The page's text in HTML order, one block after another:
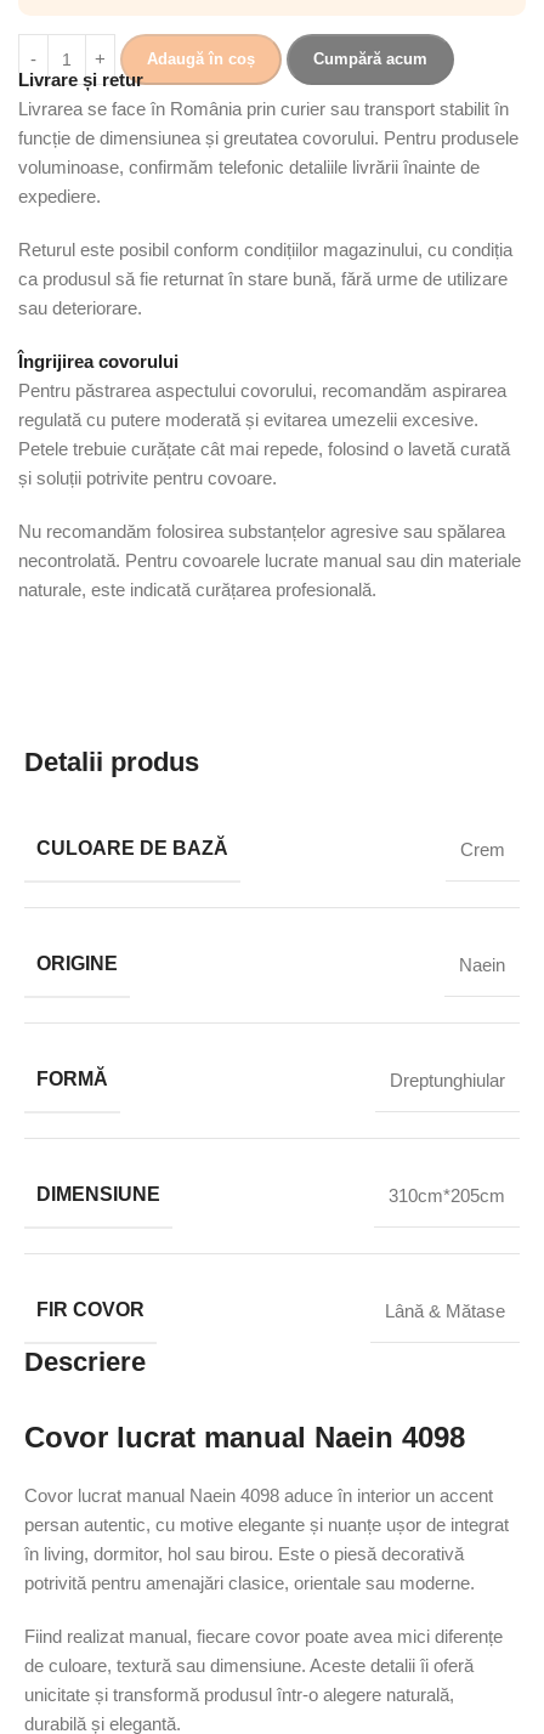
Adaugă în coș Cumpără acum
Livrare și retur
Livrarea se face în România prin curier sau transport stabilit în
funcție de dimensiunea și greutatea covorului. Pentru produsele
voluminoase, confirmăm telefonic detaliile livrării înainte de
expediere.
Returul este posibil conform condițiilor magazinului, cu condiția
ca produsul să fie returnat în stare bună, fără urme de utilizare
sau deteriorare.
Îngrijirea covorului
Pentru păstrarea aspectului covorului, recomandăm aspirarea
regulată cu putere moderată și evitarea umezelii excesive.
Petele trebuie curățate cât mai repede, folosind o lavetă curată
și soluții potrivite pentru covoare.
Nu recomandăm folosirea substanțelor agresive sau spălarea
necontrolată. Pentru covoarele lucrate manual sau din materiale
naturale, este indicată curățarea profesională.
Detalii produs
CULOARE DE BAZĂ Crem
ORIGINE Naein
FORMĂ Dreptunghiular
DIMENSIUNE 310cm*205cm
FIR COVOR Lână & Mătase
Descriere
Covor lucrat manual Naein 4098
Covor lucrat manual Naein 4098 aduce în interior un accent
persan autentic, cu motive elegante și nuanțe ușor de integrat
în living, dormitor, hol sau birou. Este o piesă decorativă
potrivită pentru amenajări clasice, orientale sau moderne.
Fiind realizat manual, fiecare covor poate avea mici diferențe
de culoare, textură sau dimensiune. Aceste detalii îi oferă
unicitate și transformă produsul într-o alegere naturală,
durabilă și elegantă.